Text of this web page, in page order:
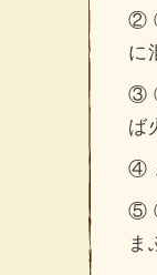
②
に
③
ば
④
⑤
ま